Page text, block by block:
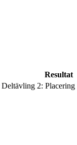
Resultat
Deltävling 2: Placering